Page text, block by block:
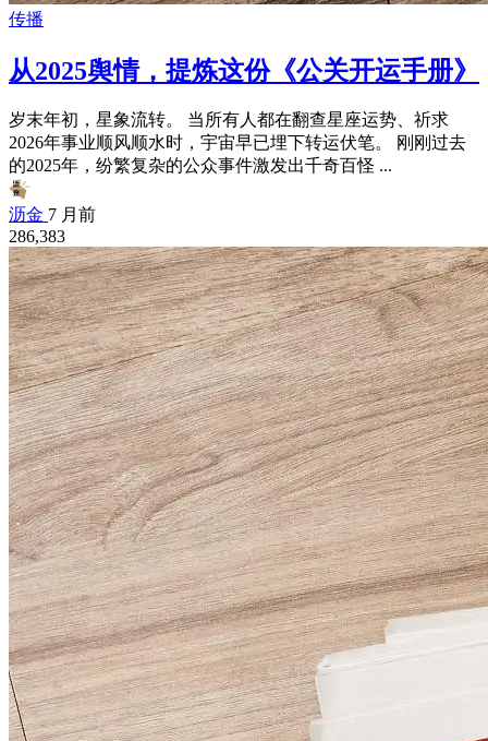
传播
从2025舆情，提炼这份《公关开运手册》
岁末年初，星象流转。 当所有人都在翻查星座运势、祈求
2026年事业顺风顺水时，宇宙早已埋下转运伏笔。 刚刚过去
的2025年，纷繁复杂的公众事件激发出千奇百怪 ...
沥金 7 月前
286,383